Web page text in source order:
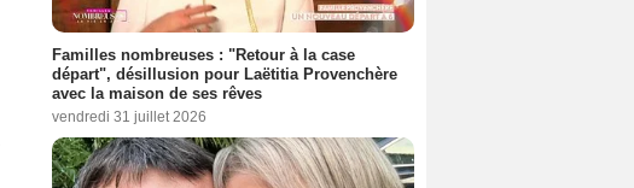
Familles nombreuses : "Retour à la case
départ", désillusion pour Laëtitia Provenchère
avec la maison de ses rêves
vendredi 31 juillet 2026